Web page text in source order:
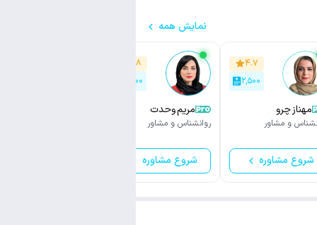
نمایش همه
۴.۷
۲,۵۰۰
مهناز چرو
و مشاور
شروع مشاوره
۴.۸
۱,۸۰۰
مریم وحدت
روانشناس و مشاور
شروع مشاوره